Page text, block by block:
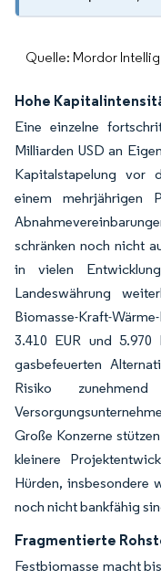
Quelle: Mordor
Hohe
Eine einzelne
Milliarden USD an
Kapitalstapelung vor
einem mehrjährigen
schränken noch nicht
in vielen
Landeswährung
Biomasse-Kraft-
3.410 EUR und
gasbefeuerten
Risiko
Große Konzerne
kleinere
Hürden, insbesondere
noch nicht bankfähig
Fragmentierte
Festbiomasse macht